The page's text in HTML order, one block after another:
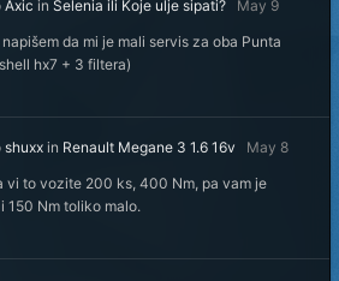
Axic in Selenia ili Koje ulje sipati?
May 9
da mi je mali servis za oba Punta
hx7 + 3 filtera)
shuxx in Renault Megane 3 1.6 16v
May 8
vi to vozite 200 ks, 400 Nm, pa vam je
150 Nm toliko malo.